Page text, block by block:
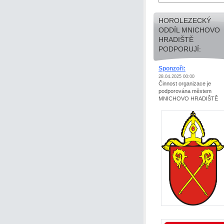
HOROLEZECKÝ
ODDÍL MNICHOVO
HRADIŠTĚ
PODPORUJÍ:
Sponzoři:
28.04.2025 00:00
Činnost organizace je
podporována městem
MNICHOVO HRADIŠTĚ